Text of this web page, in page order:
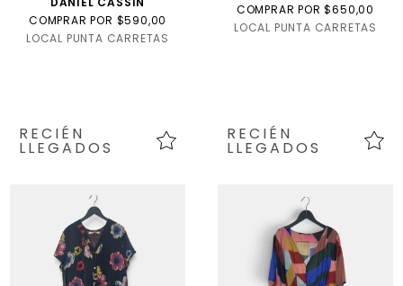
COMPRAR POR $590,00
LOCAL PUNTA CARRETAS
COMPRAR POR $650,00
LOCAL PUNTA CARRETAS
RECIÉN
LLEGADOS
RECIÉN
LLEGADOS